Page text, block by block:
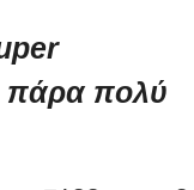
πάρα πολύ